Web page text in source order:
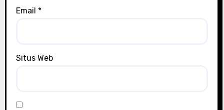
Email *
Situs Web